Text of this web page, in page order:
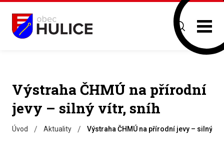
Výstraha ČHMÚ na přírodní
jevy – silný vítr, sníh
Úvod / Aktuality / Výstraha ČHMÚ na přírodní jevy – silný